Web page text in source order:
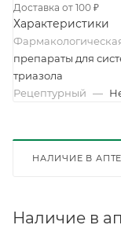
Доставка от 100 ₽
Характеристики
препараты для
триазола
Рецептурный —
НАЛИЧИЕ В
Наличие в